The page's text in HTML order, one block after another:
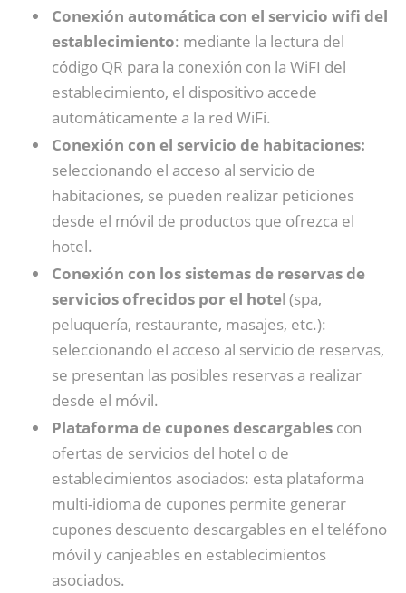
Conexión automática con el servicio wifi del
establecimiento: mediante la lectura del
código QR para la conexión con la WiFI del
establecimiento, el dispositivo accede
automáticamente a la red WiFi.
Conexión con el servicio de habitaciones:
seleccionando el acceso al servicio de
habitaciones, se pueden realizar peticiones
desde el móvil de productos que ofrezca el
hotel.
Conexión con los sistemas de reservas de
servicios ofrecidos por el hotel (spa,
peluquería, restaurante, masajes, etc.):
seleccionando el acceso al servicio de reservas,
se presentan las posibles reservas a realizar
desde el móvil.
Plataforma de cupones descargables con
ofertas de servicios del hotel o de
establecimientos asociados: esta plataforma
multi-idioma de cupones permite generar
cupones descuento descargables en el teléfono
móvil y canjeables en establecimientos
asociados.